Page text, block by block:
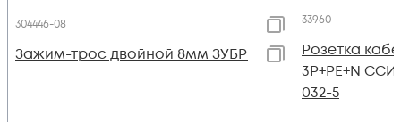
304446-08
Зажим-трос двойной 8мм ЗУБР
33960
Розетка
3P+PЕ+N
032-5